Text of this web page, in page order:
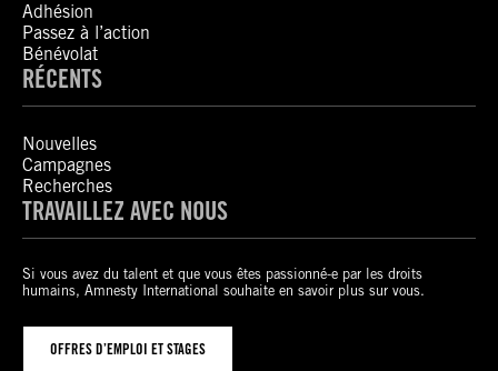
Adhésion
Passez à l’action
Bénévolat
RÉCENTS
Nouvelles
Campagnes
Recherches
TRAVAILLEZ AVEC NOUS
Si vous avez du talent et que vous êtes passionné-e par les droits
humains, Amnesty International souhaite en savoir plus sur vous.
OFFRES D’EMPLOI ET STAGES